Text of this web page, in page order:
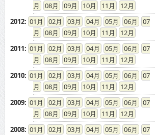
08
09 10 11
12
2012: 01 02 03 04 05 06
07
08
09 10 11
12
2011: 01 02 03 04 05 06
07
08
09 10 11
12
2010: 01 02 03 04 05 06
07
08
09 10 11
12
2009: 01 02 03 04 05 06
07
08
09 10 11
12
2008: 01 02 03 04 05 06
07